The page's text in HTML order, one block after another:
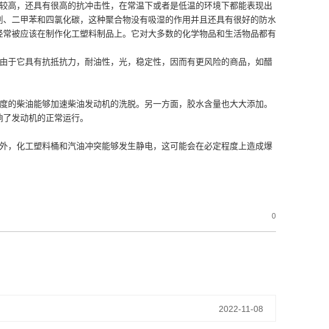
高，还具有很高的抗冲击性，在常温下或者是低温的环境下都能表现出
二甲苯和四氯化碳，这种聚合物没有吸湿的作用并且还具有很好的防水
被应该在制作化工塑料制品上。它对大多数的化学物品和生活物品都有
于它具有抗抵抗力，耐油性，光，稳定性，因而有更风险的商品，如醋
柴油能够加速柴油发动机的洗脱。另一方面，胶水含量也大大添加。
发动机的正常运行。
化工塑料桶和汽油冲突能够发生静电，这可能会在必定程度上造成爆
0
2022-11-08